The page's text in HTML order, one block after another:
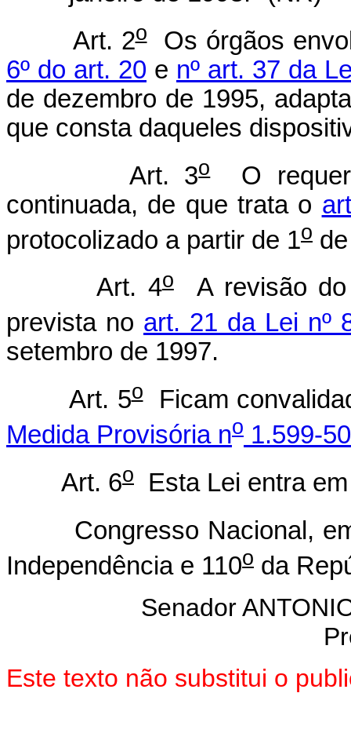
Art. 2oOs órgãos
6º do art. 20 e nº art. 37 da
de dezembro de 1995,
que consta daqueles
Art. 3oO
continuada, de que trata o
protocolizado a partir de 1o
Art. 4oA revisão do
prevista no art. 21 da Lei nº
setembro de 1997.
Art. 5oFicam
Medida Provisória no 1.599-
Art. 6o
Esta Lei entra
Congresso Nacional, em
Independência e 110o da
Senador
Este texto não substitui o